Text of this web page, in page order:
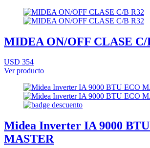
MIDEA ON/OFF CLASE C/
USD 354
Ver producto
Midea Inverter IA 9000
MASTER